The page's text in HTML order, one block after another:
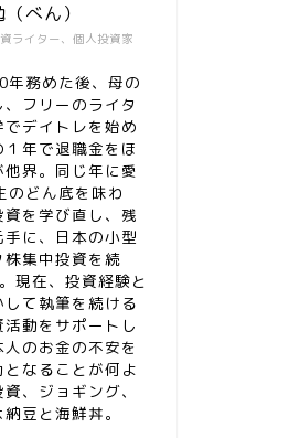
ライター、個人投資家
べん）
年務めた後、母の
フリーのライタ
デイトレを始め
年で退職金をほ
界。同じ年に愛
のどん底を味わ
を学び直し、残
に、日本の小型
集中投資を続
現在、投資経験と
て執筆を続ける
動をサポートし
のお金の不安を
なることが何よ
、ジョギング、
豆と海鮮丼。